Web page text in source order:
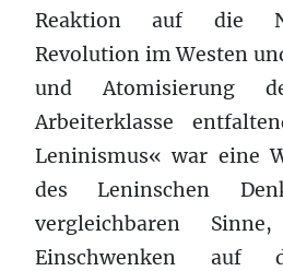
Reaktion auf die
Revolution im Westen
und Atomisierung
Arbeiterklasse
Leninismus« war eine
des Leninschen
vergleichbaren
Einschwenken